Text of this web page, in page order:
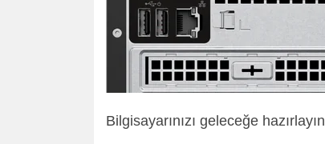
Bilgisayarınızı geleceğe hazırlayın